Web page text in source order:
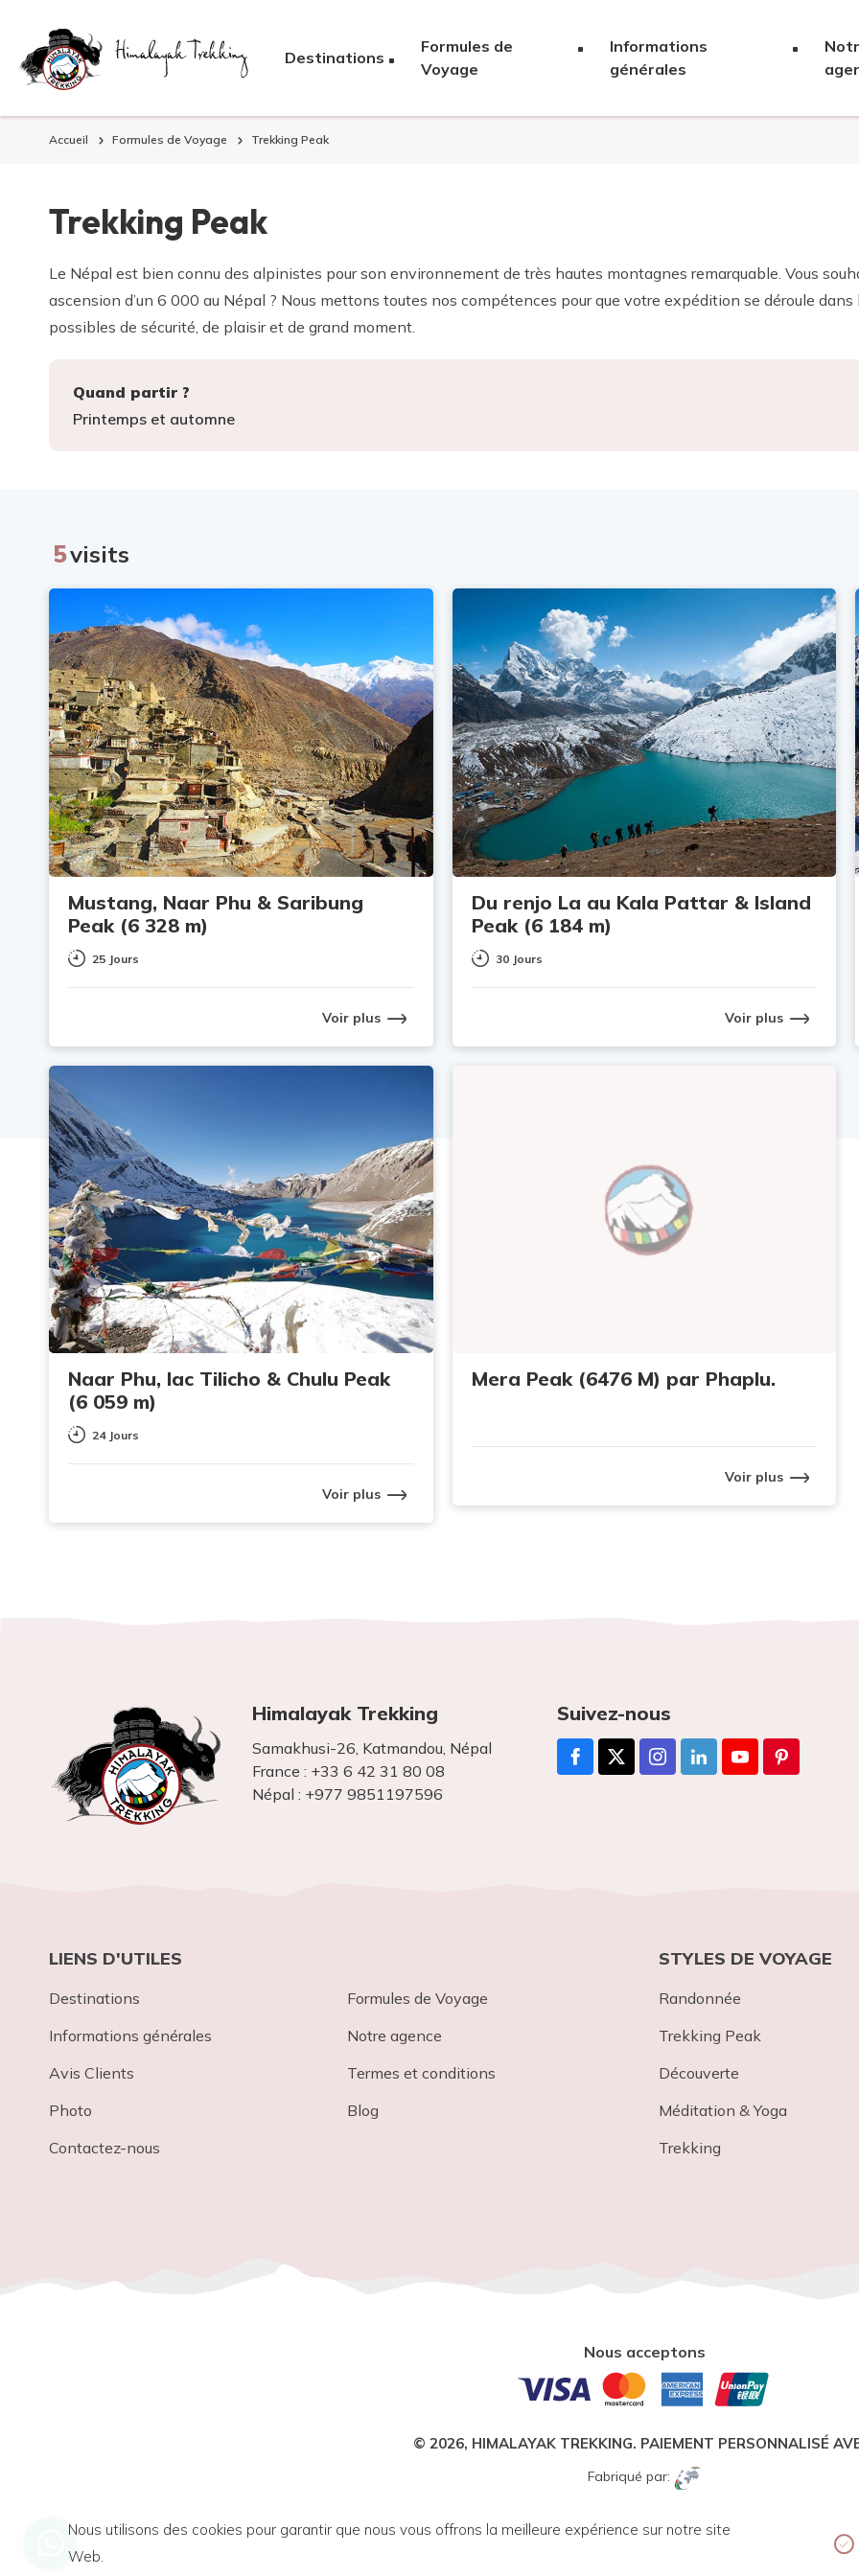
Destinations
Formules de
Voyage
Informations
générales
Accueil Formules de Voyage Trekking Peak
Trekking Peak
Le Népal est bien connu des alpinistes pour son environnement de très hautes montagnes remarquable. Vous
ascension d’un 6 000 au Népal ? Nous mettons toutes nos compétences pour que votre expédition se déroule
possibles de sécurité, de plaisir et de grand moment.
Quand partir ?
Printemps et automne
5visits
Mustang, Naar Phu & Saribung
Peak (6 328 m)
25 Jours
Voir plus
Du renjo La au Kala Pattar & Island
Peak (6 184 m)
30 Jours
Voir plus
Naar Phu, lac Tilicho & Chulu Peak
(6 059 m)
24 Jours
Voir plus
Mera Peak (6476 M) par Phaplu.
Voir plus
Himalayak Trekking
Samakhusi-26, Katmandou, Népal
France : +33 6 42 31 80 08
Népal : +977 9851197596
Suivez-nous
LIENS D'UTILES
Destinations
Formules de Voyage
Informations générales
Notre agence
Avis Clients
Termes et conditions
Photo
Blog
Contactez-nous
STYLES DE VOYAGE
Randonnée
Trekking Peak
Découverte
Méditation & Yoga
Trekking
Nous acceptons
© 2026, HIMALAYAK TREKKING. PAIEMENT PERSONNALISÉ
Fabriqué par:
Nous utilisons des cookies pour garantir que nous vous offrons la meilleure expérience sur notre site
Web.